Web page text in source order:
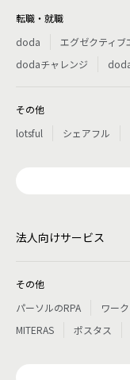
転職・就職
doda
エグゼクティブ
dodaチャレンジ
その他
lotsful
シェアフル
法人向けサービス
その他
パーソルのRPA
ワー
MITERAS
ポスタス